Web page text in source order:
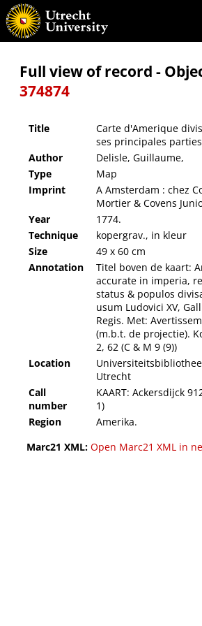
Carte d'Amerique divisées en ses principales parties
Full view of record -
374874
Title
Carte d'Amerique
ses principales parties
Author Delisle, Guillaume,
Type
Map
Imprint
A Amsterdam : chez
Mortier & Covens
Year 1774.
Technique
kopergrav., in kleur
Size
49 x 60 cm
Annotation
Titel boven de kaart:
accurate in imperia,
status & populos
usum Ludovici XV,
Regis. Met:
(m.b.t. de projectie).
2, 62 (C & M 9 (9))
Location
Utrecht
Call
number
KAART: Ackersdijck
1)
Region Amerika.
Marc21 XML: Open Marc21 XML in